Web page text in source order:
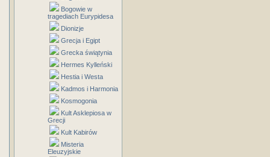
Bogowie w
tragediach Eurypidesa
Dionizje
Grecja i Egipt
Grecka świątynia
Hermes Kylleński
Hestia i Westa
Kadmos i Harmonia
Kosmogonia
Kult Asklepiosa w
Grecji
Kult Kabirów
Misteria
Eleuzyjskie